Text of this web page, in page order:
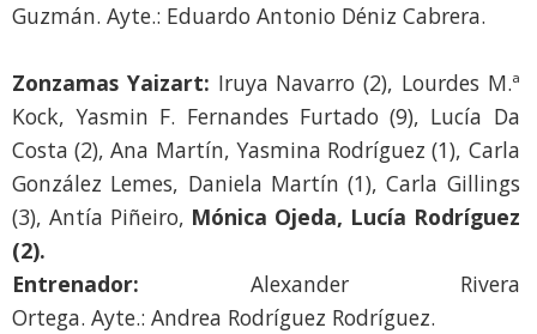
Guzmán. Ayte.: Eduardo Antonio Déniz Cabrera.
Zonzamas Yaizart: Iruya Navarro (2), Lourdes M.ª
Kock, Yasmin F. Fernandes Furtado (9), Lucía Da
Costa (2), Ana Martín, Yasmina Rodríguez (1), Carla
González Lemes, Daniela Martín (1), Carla Gillings
(3), Antía Piñeiro, Mónica Ojeda, Lucía Rodríguez
(2).
Entrenador: Alexander Rivera
Ortega. Ayte.: Andrea Rodríguez Rodríguez.